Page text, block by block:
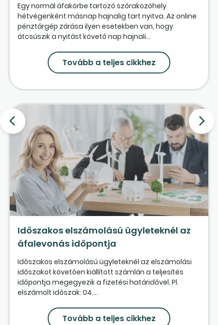
Egy normál áfakörbe tartozó szórakozóhely
hétvégenként másnap hajnalig tart nyitva. Az online
pénztárgép zárása ilyen esetekben van, hogy
átcsúszik a nyitást követő nap hajnali...
Tovább a teljes cikkhez
Időszakos elszámolású ügyleteknél az
áfalevonás időpontja
Időszakos elszámolású ügyleteknél az elszámolási
időszakot követően kiállított számlán a teljesítés
időpontja megegyezik a fizetési határidővel. Pl.
elszámolt időszak: 04....
Tovább a teljes cikkhez